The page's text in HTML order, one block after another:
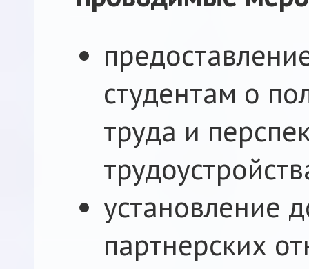
студентам о
труда и
установление
партнерских